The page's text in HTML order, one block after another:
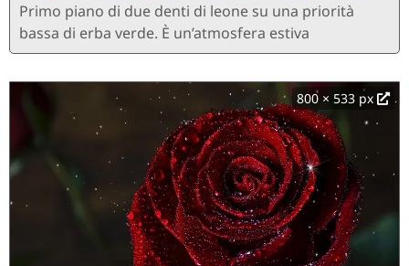
Primo piano di due denti di leone su una priorità
bassa di erba verde. È un’atmosfera estiva
800 × 533 px